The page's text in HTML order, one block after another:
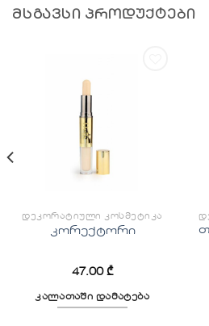
ᲛᲡᲒᲐᲕᲡᲘ ᲞᲠᲝᲓᲣᲥᲢᲔᲑᲘ
სურვილების
ᲓᲔᲙᲝᲠᲐᲢᲘᲣᲚᲘ ᲙᲝᲡᲛᲔᲢᲘᲙᲐ
კორექტორი
47.00 ₾
კალათაში დამატება